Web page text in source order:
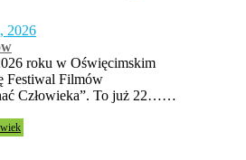
2026
roku w Oświęcimskim
Festiwal Filmów
Człowieka”. To już 22……